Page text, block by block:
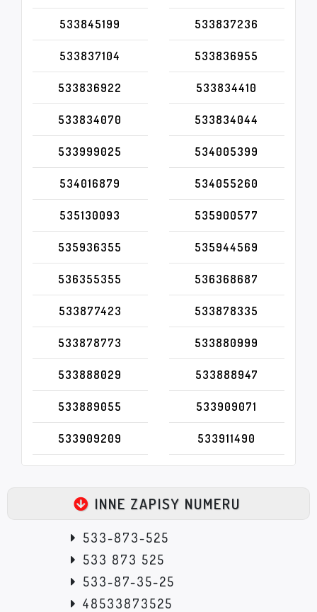
533845199 533837236
533837104 533836955
533836922 533834410
533834070 533834044
533999025 534005399
534016879 534055260
535130093 535900577
535936355 535944569
536355355 536368687
533877423 533878335
533878773 533880999
533888029 533888947
533889055 533909071
533909209 533911490
INNE ZAPISY NUMERU
533-873-525
533 873 525
533-87-35-25
48533873525